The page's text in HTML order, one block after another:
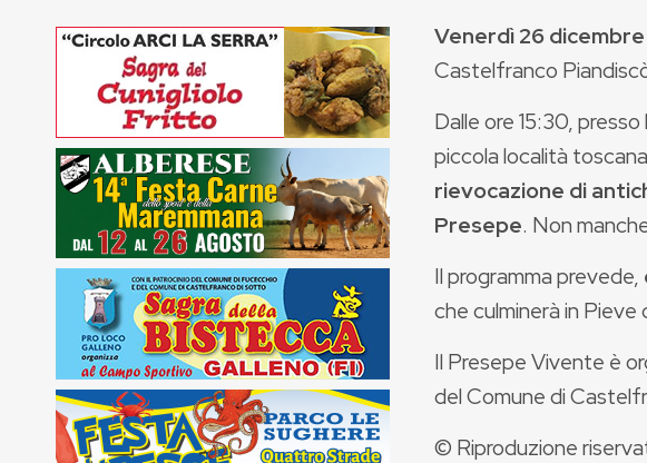
Venerdì 26 dicembre
Castelfranco
Dalle ore 15:30,
piccola località
rievocazione di
Presepe. Non
Il programma prevede,
che culminerà in
Il Presepe Vivente è
del Comune di
© Riproduzione